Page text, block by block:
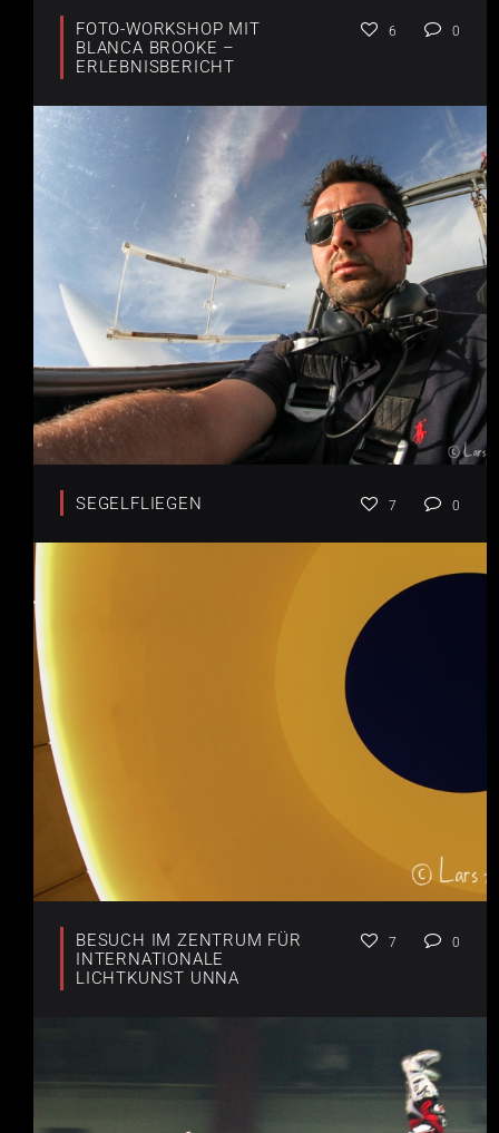
FOTO-WORKSHOP MIT
BLANCA BROOKE –
ERLEBNISBERICHT
6 0
SEGELFLIEGEN 7 0
BESUCH IM ZENTRUM FÜR
INTERNATIONALE
LICHTKUNST UNNA
7 0